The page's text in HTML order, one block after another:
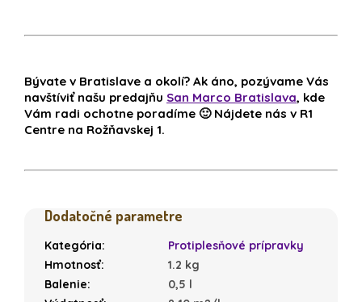
Bývate v Bratislave a okolí? Ak áno, pozývame Vás
navštíviť našu predajňu San Marco Bratislava, kde
Vám radi ochotne poradíme 🙂 Nájdete nás v R1
Centre na Rožňavskej 1.
Dodatočné parametre
Kategória:
Protiplesňové prípravky
Hmotnosť:
1.2 kg
Balenie:
0,5 l